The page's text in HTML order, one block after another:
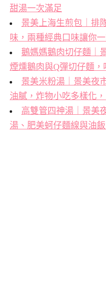
甜湯一次滿足
景美上海生煎包｜排
味，兩種經典口味讓你
鵝媽媽鵝肉切仔麵｜
煙燻鵝肉與Q彈切仔麵
景美米粉湯｜景美夜
油膩，炸物小吃多樣化，
高雙管四神湯｜景美
湯、肥美蚵仔麵線與油